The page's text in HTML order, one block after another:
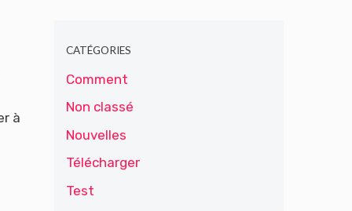
à
CATÉGORIES
Comment
Non classé
Nouvelles
Télécharger
Test